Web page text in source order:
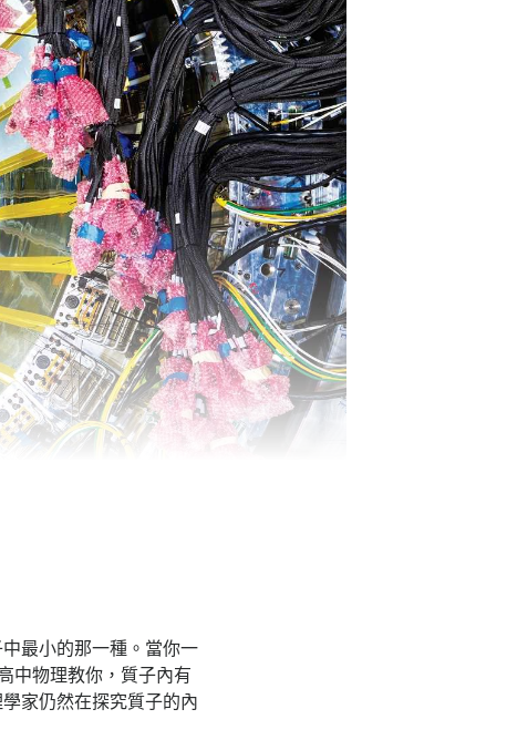
最小的那一種。當你一
中物理教你，質子內有
家仍然在探究質子的內